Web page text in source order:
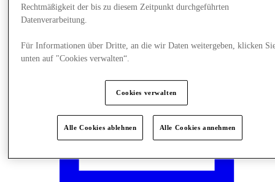
Rechtmäßigkeit der bis zu diesem Zeitpunkt durchgeführten
Datenverarbeitung.
Für Informationen über Dritte, an die wir Daten weitergeben, klicken
unten auf "Cookies verwalten“.
Cookies verwalten
Alle Cookies ablehnen Alle Cookies annehmen